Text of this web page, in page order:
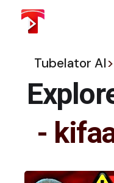
content
Tubelator AI>
-